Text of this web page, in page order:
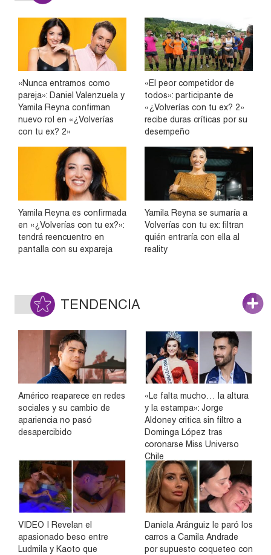
«Nunca entramos como
pareja»: Daniel Valenzuela y
Yamila Reyna confirman
nuevo rol en «¿Volverías
con tu ex? 2»
«El peor competidor de
todos»: participante de
«¿Volverías con tu ex? 2»
recibe duras críticas por su
desempeño
Yamila Reyna es confirmada
en «¿Volverías con tu ex?»:
tendrá reencuentro en
pantalla con su expareja
Yamila Reyna se sumaría a
Volverías con tu ex: filtran
quién entraría con ella al
reality
TENDENCIA
Américo reaparece en redes
sociales y su cambio de
apariencia no pasó
desapercibido
«Le falta mucho… la altura
y la estampa»: Jorge
Aldoney critica sin filtro a
Dominga López tras
coronarse Miss Universo
Chile
VIDEO | Revelan el
apasionado beso entre
Ludmila y Kaoto que
Daniela Aránguiz le paró los
carros a Camila Andrade
por supuesto coqueteo con